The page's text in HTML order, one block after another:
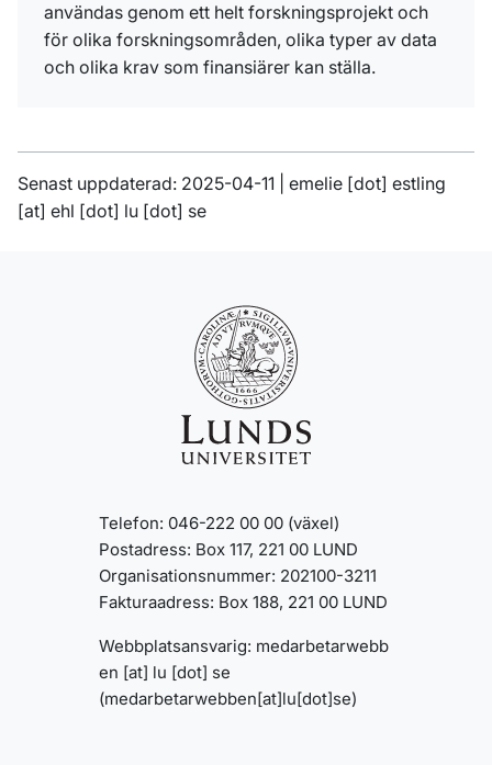
användas genom ett helt forskningsprojekt och
för olika forskningsområden, olika typer av data
och olika krav som finansiärer kan ställa.
Senast uppdaterad: 2025-04-11 | emelie [dot] estling
[at] ehl [dot] lu [dot] se
Telefon: 046-222 00 00 (växel)
Postadress: Box 117, 221 00 LUND
Organisationsnummer: 202100-3211
Fakturaadress: Box 188, 221 00 LUND
Webbplatsansvarig: medarbetarwebb
en [at] lu [dot] se
(medarbetarwebben[at]lu[dot]se)